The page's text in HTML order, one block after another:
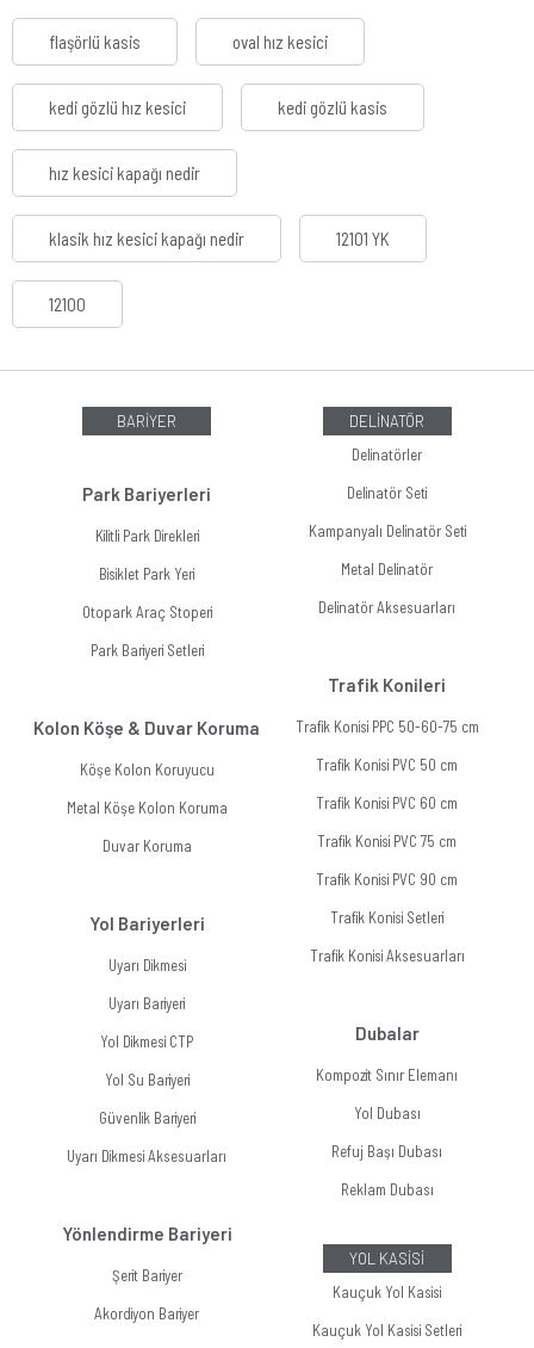
flaşörlü kasis oval hız kesici
kedi gözlü hız kesici kedi gözlü kasis
hız kesici kapağı nedir
klasik hız kesici kapağı nedir 12101 YK
12100
BARİYER
Park Bariyerleri
Kilitli Park Direkleri
Bisiklet Park Yeri
Otopark Araç Stoperi
Park Bariyeri Setleri
Kolon Köşe & Duvar Koruma
Köşe Kolon Koruyucu
Metal Köşe Kolon Koruma
Duvar Koruma
Yol Bariyerleri
Uyarı Dikmesi
Uyarı Bariyeri
Yol Dikmesi CTP
Yol Su Bariyeri
Güvenlik Bariyeri
Uyarı Dikmesi Aksesuarları
Yönlendirme Bariyeri
Şerit Bariyer
Akordiyon Bariyer
DELİNATÖR
Delinatörler
Delinatör Seti
Kampanyalı Delinatör Seti
Metal Delinatör
Delinatör Aksesuarları
Trafik Konileri
Trafik Konisi PPC 50-60-75 cm
Trafik Konisi PVC 50 cm
Trafik Konisi PVC 60 cm
Trafik Konisi PVC 75 cm
Trafik Konisi PVC 90 cm
Trafik Konisi Setleri
Trafik Konisi Aksesuarları
Dubalar
Kompozit Sınır Elemanı
Yol Dubası
Refuj Başı Dubası
Reklam Dubası
YOL KASİSİ
Kauçuk Yol Kasisi
Kauçuk Yol Kasisi Setleri